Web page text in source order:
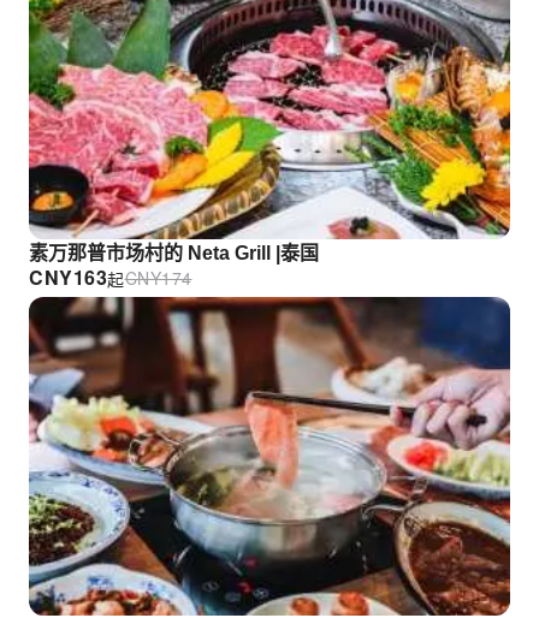
素万那普市场村的 Neta Grill |泰国
CNY163起CNY174